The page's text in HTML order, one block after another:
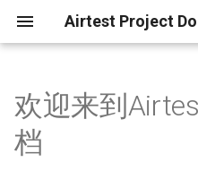
Airtest Project
t
1. AirtestProject项目简介
序、自动化测试概述
开始使用
Airtest介绍
Poco介绍
如何脱离AirtestIDE跑脚本
教程汇总文档（不定时更新）
私有云方案概览
Airtest掘金博客账号
欢迎来到
档